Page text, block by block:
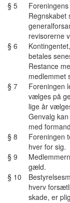
§ 5
Regnskabet
revisorerne
§ 6
betales
Restance
medlemmet
§ 7
Foreningen
vælges på
lige år
Genvalg
med
§ 8
Foreningen
hver for sig.
§ 9
gæld.
§ 10
hverv
skade, er